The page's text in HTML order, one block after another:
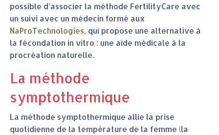
possible d’associer la méthode FertilityCare avec
un suivi avec un médecin formé aux
NaProTechnologies, qui propose une alternative à
la fécondation in vitro : une aide médicale à la
procréation naturelle.
La méthode
symptothermique
La méthode symptothermique allie la prise
quotidienne de la température de la femme (la